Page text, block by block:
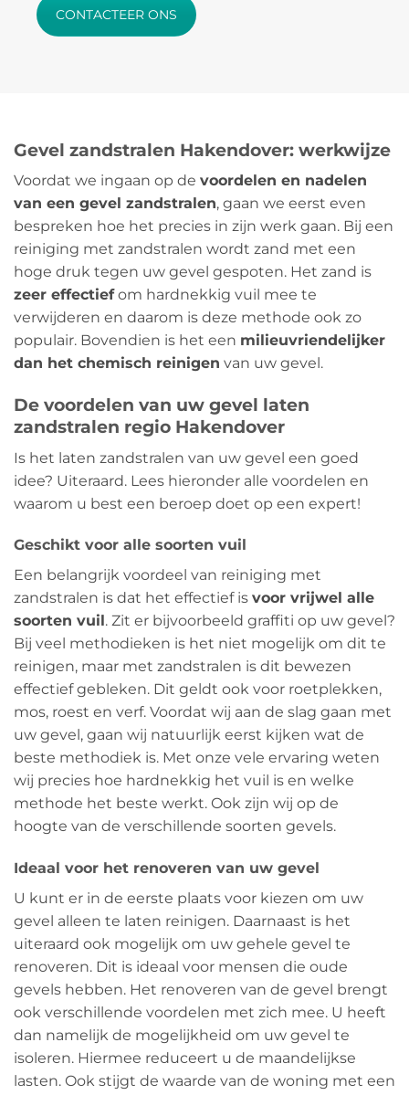
CONTACTEER ONS
Gevel zandstralen Hakendover: werkwijze
Voordat we ingaan op de voordelen en nadelen
van een gevel zandstralen, gaan we eerst even
bespreken hoe het precies in zijn werk gaan. Bij een
reiniging met zandstralen wordt zand met een
hoge druk tegen uw gevel gespoten. Het zand is
zeer effectiefom hardnekkig vuil mee te
verwijderen en daarom is deze methode ook zo
populair. Bovendien is het een milieuvriendelijker
dan het chemisch reinigen van uw gevel.
De voordelen van uw gevel laten
zandstralen regio Hakendover
Is het laten zandstralen van uw gevel een goed
idee? Uiteraard. Lees hieronder alle voordelen en
waarom u best een beroep doet op een expert!
Geschikt voor alle soorten vuil
Een belangrijk voordeel van reiniging met
zandstralen is dat het effectief is voor vrijwel alle
soorten vuil . Zit er bijvoorbeeld graffiti op uw gevel?
Bij veel methodieken is het niet mogelijk om dit te
reinigen, maar met zandstralen is dit bewezen
effectief gebleken. Dit geldt ook voor roetplekken,
mos, roest en verf. Voordat wij aan de slag gaan met
uw gevel, gaan wij natuurlijk eerst kijken wat de
beste methodiek is. Met onze vele ervaring weten
wij precies hoe hardnekkig het vuil is en welke
methode het beste werkt. Ook zijn wij op de
hoogte van de verschillende soorten gevels.
Ideaal voor het renoveren van uw gevel
U kunt er in de eerste plaats voor kiezen om uw
gevel alleen te laten reinigen. Daarnaast is het
uiteraard ook mogelijk om uw gehele gevel te
renoveren. Dit is ideaal voor mensen die oude
gevels hebben. Het renoveren van de gevel brengt
ook verschillende voordelen met zich mee. U heeft
dan namelijk de mogelijkheid om uw gevel te
isoleren. Hiermee reduceert u de maandelijkse
lasten. Ook stijgt de waarde van de woning met een